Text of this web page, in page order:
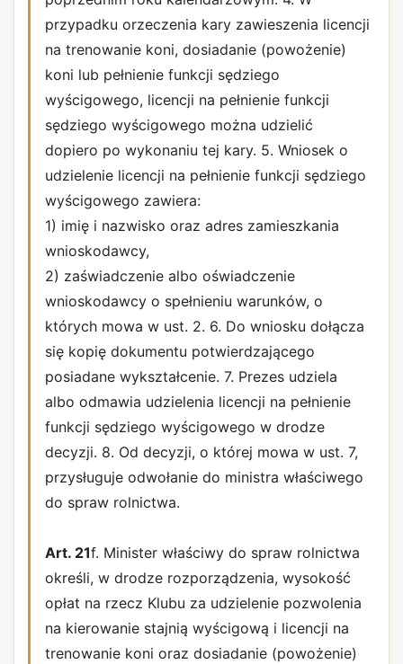
przypadku orzeczenia kary zawieszenia licencji
na trenowanie koni, dosiadanie (powożenie)
koni lub pełnienie funkcji sędziego
wyścigowego, licencji na pełnienie funkcji
sędziego wyścigowego można udzielić
dopiero po wykonaniu tej kary. 5. Wniosek o
udzielenie licencji na pełnienie funkcji sędziego
wyścigowego zawiera:
1) imię i nazwisko oraz adres zamieszkania
wnioskodawcy,
2) zaświadczenie albo oświadczenie
wnioskodawcy o spełnieniu warunków, o
których mowa w ust. 2. 6. Do wniosku dołącza
się kopię dokumentu potwierdzającego
posiadane wykształcenie. 7. Prezes udziela
albo odmawia udzielenia licencji na pełnienie
funkcji sędziego wyścigowego w drodze
decyzji. 8. Od decyzji, o której mowa w ust. 7,
przysługuje odwołanie do ministra właściwego
do spraw rolnictwa.
Art. 21f. Minister właściwy do spraw rolnictwa
określi, w drodze rozporządzenia, wysokość
opłat na rzecz Klubu za udzielenie pozwolenia
na kierowanie stajnią wyścigową i licencji na
trenowanie koni oraz dosiadanie (powożenie)